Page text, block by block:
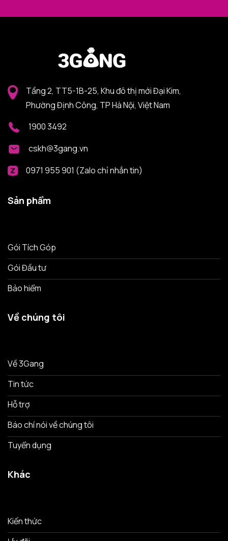
Tầng 2, TT5-1B-25, Khu đô thị mới Đại Kim,
Phường Định Công, TP Hà Nội, Việt Nam
1900 3492
cskh@3gang.vn
0971 955 901 (Zalo chỉ nhắn tin)
Sản phẩm
Gói Tích Góp
Gói Đầu tư
Bảo hiểm
Về chúng tôi
Về 3Gang
Tin tức
Hỗ trợ
Báo chí nói về chúng tôi
Tuyển dụng
Khác
Kiến thức